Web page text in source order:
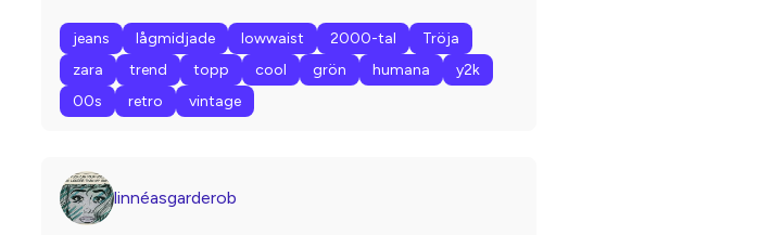
jeans lågmidjade lowwaist 2000-tal
Tröja
zara
trend topp cool grön humana
y2k
00s
retro vintage
linnéasgarderob